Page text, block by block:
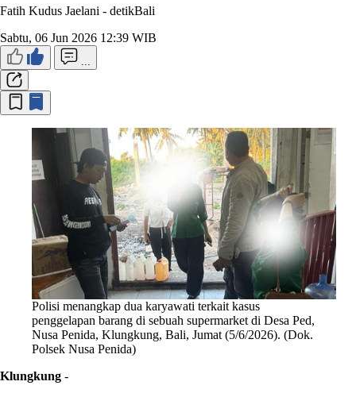
Fatih Kudus Jaelani - detikBali
Sabtu, 06 Jun 2026 12:39 WIB
Polisi menangkap dua karyawati terkait kasus
penggelapan barang di sebuah supermarket di Desa Ped,
Nusa Penida, Klungkung, Bali, Jumat (5/6/2026). (Dok.
Polsek Nusa Penida)
Klungkung -